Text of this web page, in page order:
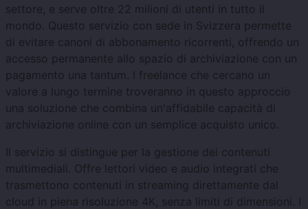
settore, e serve oltre 22 milioni di utenti in tutto il
mondo. Questo servizio con sede in Svizzera permette
di evitare canoni di abbonamento ricorrenti, offrendo un
accesso permanente allo spazio di archiviazione con un
pagamento una tantum. I freelance che cercano un
valore a lungo termine troveranno in questo approccio
una soluzione che combina un'affidabile capacità di
archiviazione online con un semplice acquisto unico.
Il servizio si distingue per la gestione dei contenuti
multimediali. Offre lettori video e audio integrati che
trasmettono contenuti in streaming direttamente dal
cloud in piena risoluzione 4K, senza limiti di dimensioni. I